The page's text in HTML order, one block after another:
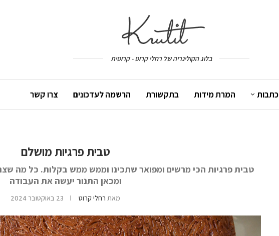
בלוג הקולינריה של רחלי קרוט - קרוטית
כתבות המרת מידות בתקשורת הרשמה לעדכונים צרו קשר
טבית פרגיות מושלם
טבית פרגיות הכי מרשים ומפואר שתכינו וממש ממש בקלות. כל מה
ומכאן התנור יעשה את העבודה
מאת רחלי קרוט 23 באוקטובר 2024